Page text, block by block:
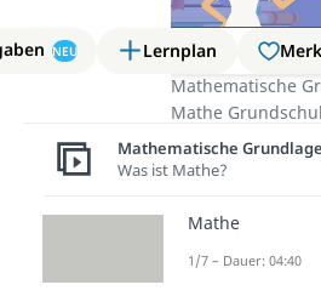
NEU Lernplan
Mathematische
Mathe
Größer
(Video)
Weitere Infos
Mathematische
Was ist Mathe?
Mathe
1/7 – Dauer: 04:40